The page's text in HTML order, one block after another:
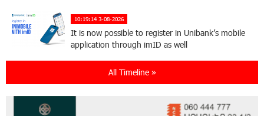
10:19:14 3-08-2026
It is now possible to register in Unibank’s mobile
application through imID as well
21:13:05 31-07-2026
Cyberattacks Targeting Schoolchildren
All Timeline »